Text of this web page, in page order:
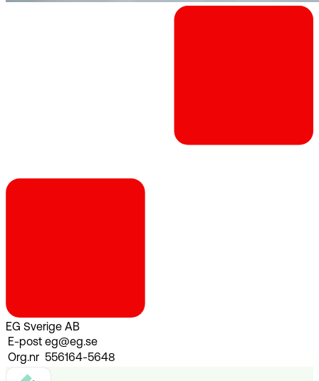
EG Sverige AB
E-post eg@eg.se
Org.nr 556164-5648